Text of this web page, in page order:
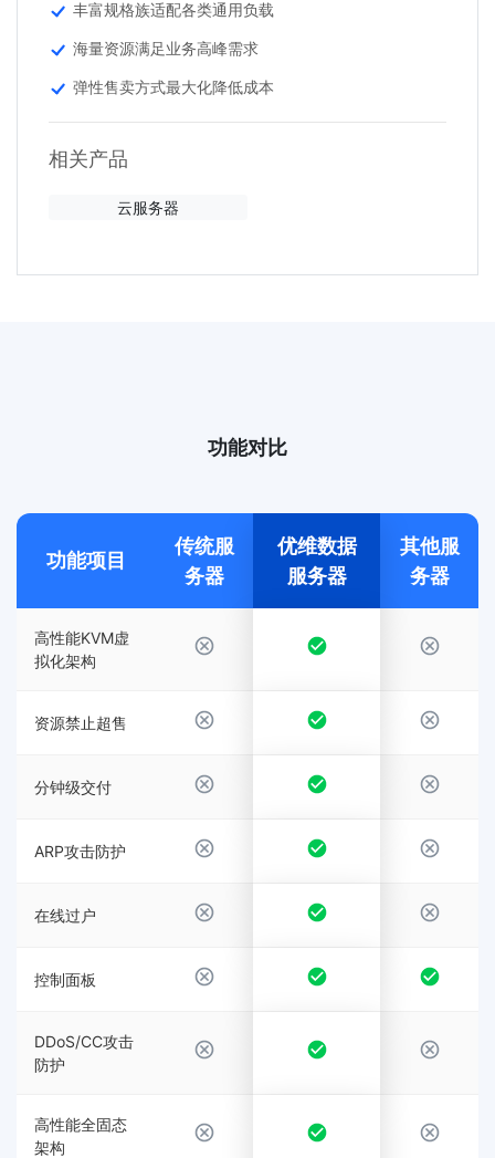
丰富规格族适配各类通用负载
海量资源满足业务高峰需求
弹性售卖方式最大化降低成本
相关产品
云服务器
功能对比
功能项目
传统服
务器
优维数据
服务器
其他服
务器
高性能KVM虚
拟化架构
资源禁止超售
分钟级交付
ARP攻击防护
在线过户
控制面板
DDoS/CC攻击
防护
高性能全固态
架构